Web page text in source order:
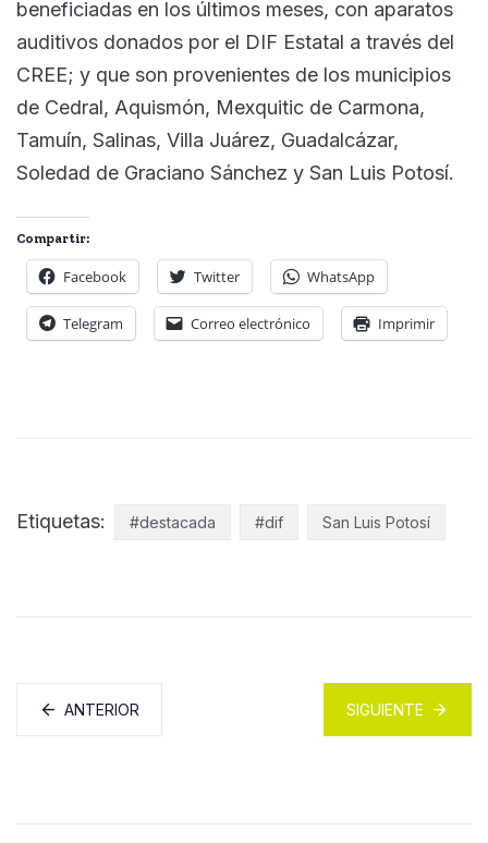
beneficiadas en los últimos meses, con aparatos
auditivos donados por el DIF Estatal a través del
CREE; y que son provenientes de los municipios
de Cedral, Aquismón, Mexquitic de Carmona,
Tamuín, Salinas, Villa Juárez, Guadalcázar,
Soledad de Graciano Sánchez y San Luis Potosí.
Compartir:
Facebook Twitter WhatsApp
Telegram Correo electrónico Imprimir
Etiquetas: #destacada #dif San Luis Potosí
ANTERIOR SIGUIENTE